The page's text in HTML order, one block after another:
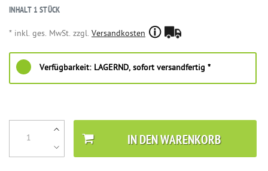
INHALT 1STÜCK
* inkl. ges. MwSt. zzgl. Versandkosten
Verfügbarkeit: LAGERND, sofort versandfertig *
IN DEN WARENKORB